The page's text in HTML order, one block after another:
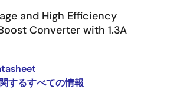
and High Efficiency
Converter with 1.3A
するすべての情報